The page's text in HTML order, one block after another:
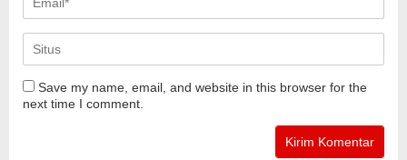
Save my name, email, and website in this browser for the
next time I comment.